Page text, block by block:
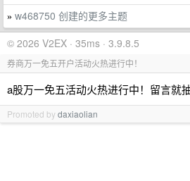
» w468750 创建的更多主题
© 2026 V2EX · 35ms · 3.9.8.5
券商万一免五开户活动火热进行中！
a股万一免五活动火热进行中！留言就
Promoted bydaxiaolian